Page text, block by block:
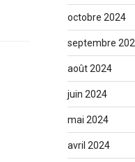
octobre 2024
septembre
août 2024
juin 2024
mai 2024
avril 2024